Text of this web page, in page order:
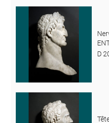
D